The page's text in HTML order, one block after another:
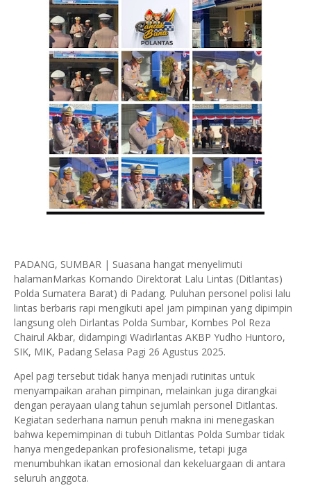
PADANG, SUMBAR | Suasana hangat menyelimuti
halamanMarkas Komando Direktorat Lalu Lintas (Ditlantas)
Polda Sumatera Barat) di Padang. Puluhan personel polisi lalu
lintas berbaris rapi mengikuti apel jam pimpinan yang dipimpin
langsung oleh Dirlantas Polda Sumbar, Kombes Pol Reza
Chairul Akbar, didampingi Wadirlantas AKBP Yudho Huntoro,
SIK, MIK, Padang Selasa Pagi 26 Agustus 2025.
Apel pagi tersebut tidak hanya menjadi rutinitas untuk
menyampaikan arahan pimpinan, melainkan juga dirangkai
dengan perayaan ulang tahun sejumlah personel Ditlantas.
Kegiatan sederhana namun penuh makna ini menegaskan
bahwa kepemimpinan di tubuh Ditlantas Polda Sumbar tidak
hanya mengedepankan profesionalisme, tetapi juga
menumbuhkan ikatan emosional dan kekeluargaan di antara
seluruh anggota.